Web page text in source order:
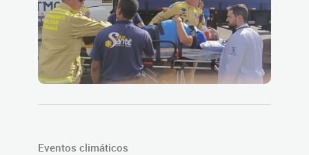
Eventos climáticos